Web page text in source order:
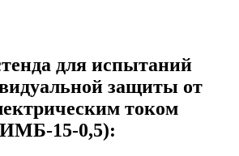
для испытаний
защиты от
током
15-0,5):